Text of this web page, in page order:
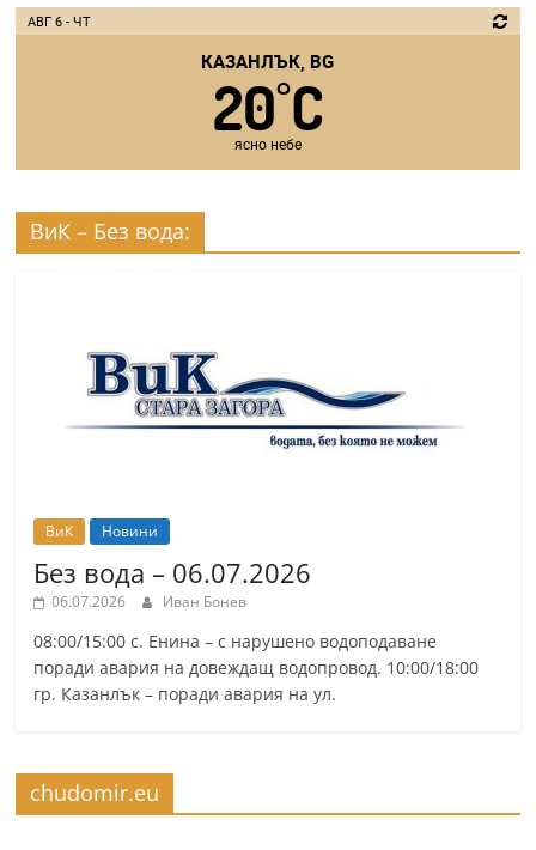
АВГ 6 - ЧТ
КАЗАНЛЪК, BG
20°C
ясно небе
ВиК – Без вода:
ВиК Новини
Без вода – 06.07.2026
06.07.2026 Иван Бонев
08:00/15:00 с. Енина – с нарушено водоподаване
поради авария на довеждащ водопровод. 10:00/18:00
гр. Казанлък – поради авария на ул.
chudomir.eu